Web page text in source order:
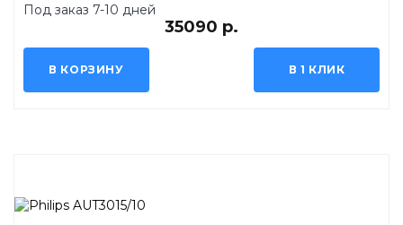
Под заказ 7-10 дней
35090 р.
В КОРЗИНУ В 1 КЛИК